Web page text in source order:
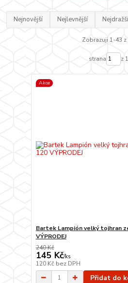
Nejnovější Nejlevnější
Zobrazuji 1-43 z
strana z 1
Akce
Bartek Lampión velký tojhran
VÝPRODEJ
240 Kč
145 Kč/ks
120 Kč bez DPH
Přidat do